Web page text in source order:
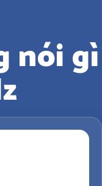
nói gì